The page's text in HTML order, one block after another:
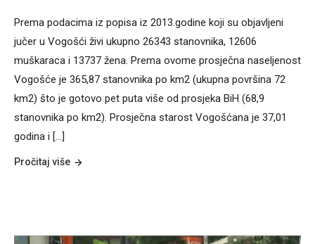
Prema podacima iz popisa iz 2013.godine koji su objavljeni
jučer u Vogošći živi ukupno 26343 stanovnika, 12606
muškaraca i 13737 žena. Prema ovome prosječna naseljenost
Vogošće je 365,87 stanovnika po km2 (ukupna površina 72
km2) što je gotovo pet puta više od prosjeka BiH (68,9
stanovnika po km2). Prosječna starost Vogošćana je 37,01
godina i [...]
Pročitaj više